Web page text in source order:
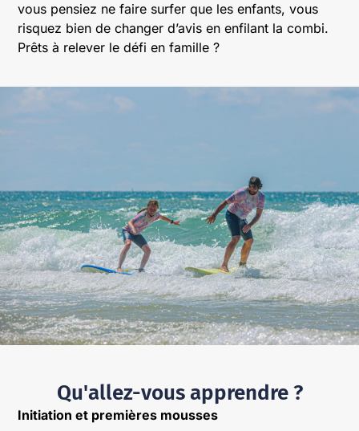
vous pensiez ne faire surfer que les enfants, vous
risquez bien de changer d’avis en enfilant la combi.
Prêts à relever le défi en famille ?
Qu'allez-vous apprendre ?
Initiation et premières mousses